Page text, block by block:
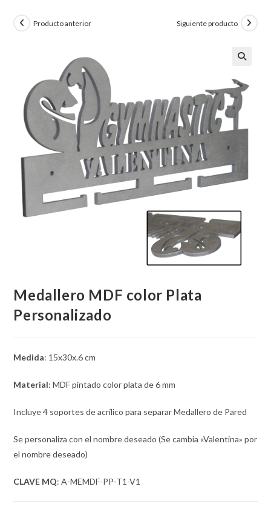
Producto anterior Siguiente producto
Medallero MDF color Plata
Personalizado
Medida: 15x30x.6 cm
Material: MDF pintado color plata de 6 mm
Incluye 4 soportes de acrílico para separar Medallero de Pared
Se personaliza con el nombre deseado (Se cambia «Valentina» por
el nombre deseado)
CLAVE MQ: A-MEMDF-PP-T1-V1